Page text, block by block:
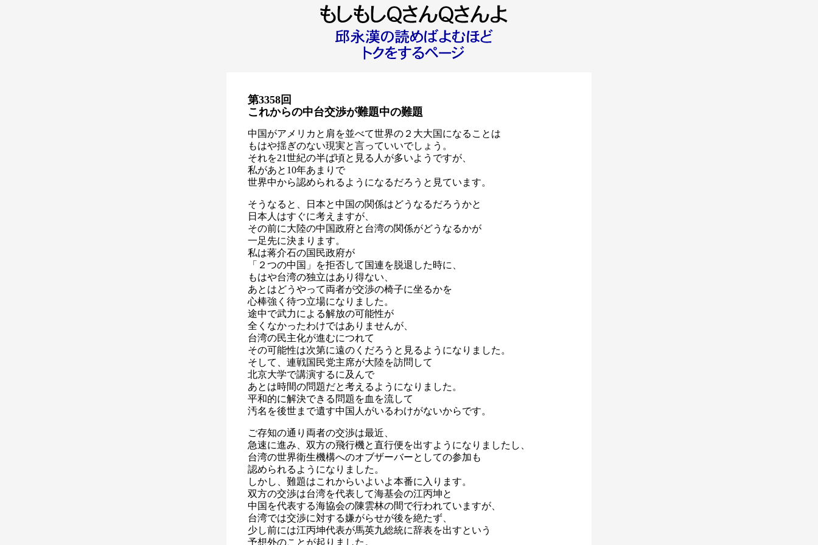
第3358回
これからの中台交渉が難題中の難題
中国がアメリカと肩を並べて世界の２大大国になることは
もはや揺ぎのない現実と言っていいでしょう。
それを21世紀の半ば頃と見る人が多いようですが、
私があと10年あまりで
世界中から認められるようになるだろうと見ています。
そうなると、日本と中国の関係はどうなるだろうかと
日本人はすぐに考えますが、
その前に大陸の中国政府と台湾の関係がどうなるかが
一足先に決まります。
私は蒋介石の国民政府が
「２つの中国」を拒否して国連を脱退した時に、
もはや台湾の独立はあり得ない、
あとはどうやって両者が交渉の椅子に坐るかを
心棒強く待つ立場になりました。
途中で武力による解放の可能性が
全くなかったわけではありませんが、
台湾の民主化が進むにつれて
その可能性は次第に遠のくだろうと見るようになりました。
そして、連戦国民党主席が大陸を訪問して
北京大学で講演するに及んで
あとは時間の問題だと考えるようになりました。
平和的に解決できる問題を血を流して
汚名を後世まで遺す中国人がいるわけがないからです。
ご存知の通り両者の交渉は最近、
急速に進み、双方の飛行機と直行便を出すようになりましたし、
台湾の世界衛生機構へのオブザーバーとしての参加も
認められるようになりました。
しかし、難題はこれからいよいよ本番に入ります。
双方の交渉は台湾を代表して海基会の江丙坤と
中国を代表する海協会の陳雲林の間で行われていますが、
台湾では交渉に対する嫌がらせが後を絶たず、
少し前には江丙坤代表が馬英九総統に辞表を出すという
予想外のことが起りました。